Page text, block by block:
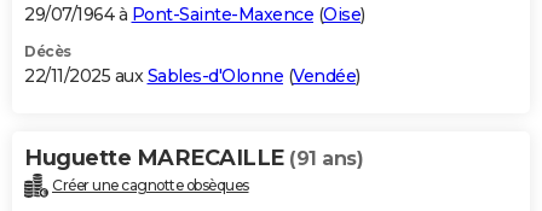
29/07/1964 à Pont-Sainte-Maxence (Oise)
Décès
22/11/2025 aux Sables-d'Olonne (Vendée)
Huguette MARECAILLE (91 ans)
Créer une cagnotte obsèques